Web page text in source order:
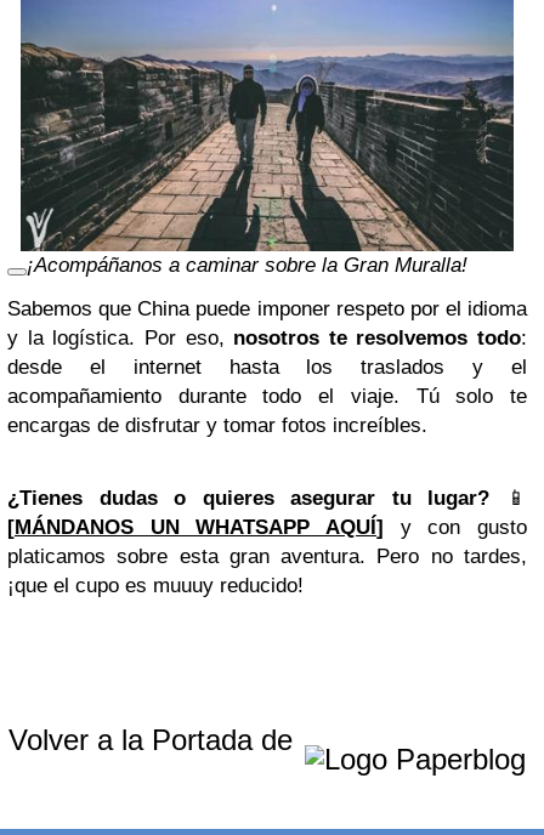
¡Acompáñanos a caminar sobre la Gran Muralla!
Sabemos que China puede imponer respeto por el idioma
y la logística. Por eso, nosotros te resolvemos todo:
desde el internet hasta los traslados y el
acompañamiento durante todo el viaje. Tú solo te
encargas de disfrutar y tomar fotos increíbles.
¿Tienes dudas o quieres asegurar tu lugar? 📱
[MÁNDANOS UN WHATSAPP AQUÍ ]
y con gusto
platicamos sobre esta gran aventura. Pero no tardes,
¡que el cupo es muuuy reducido!
Volver a la Portada de